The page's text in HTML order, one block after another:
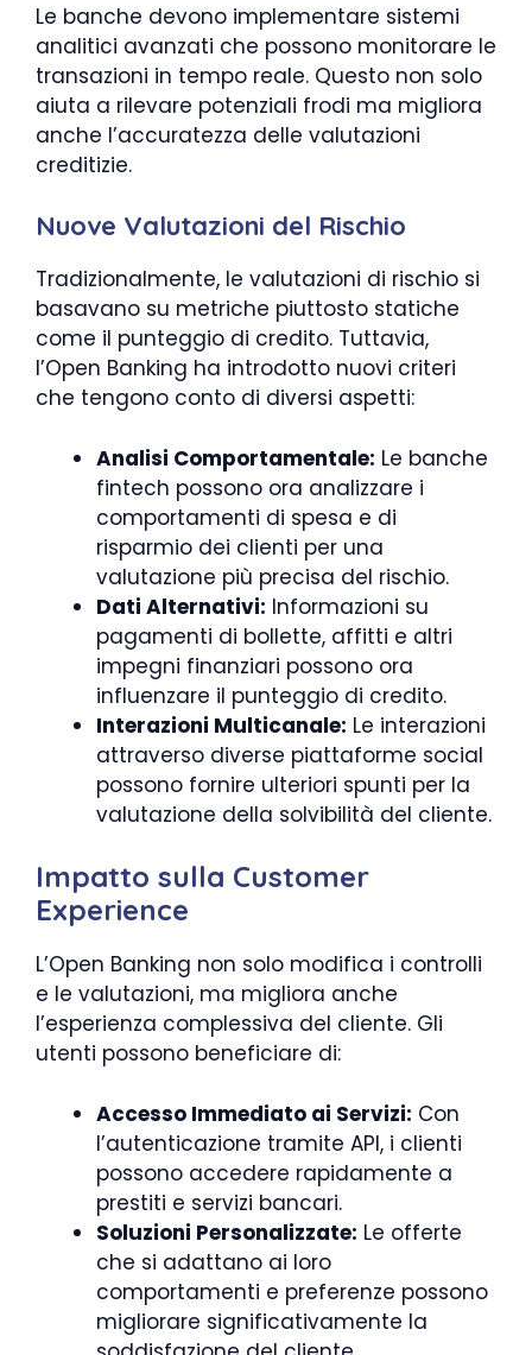
Le banche devono implementare sistemi
analitici avanzati che possono monitorare le
transazioni in tempo reale. Questo non solo
aiuta a rilevare potenziali frodi ma migliora
anche l’accuratezza delle valutazioni
creditizie.
Nuove Valutazioni del Rischio
Tradizionalmente, le valutazioni di rischio si
basavano su metriche piuttosto statiche
come il punteggio di credito. Tuttavia,
l’Open Banking ha introdotto nuovi criteri
che tengono conto di diversi aspetti:
Analisi Comportamentale: Le banche
fintech possono ora analizzare i
comportamenti di spesa e di
risparmio dei clienti per una
valutazione più precisa del rischio.
Dati Alternativi: Informazioni su
pagamenti di bollette, affitti e altri
impegni finanziari possono ora
influenzare il punteggio di credito.
Interazioni Multicanale: Le interazioni
attraverso diverse piattaforme social
possono fornire ulteriori spunti per la
valutazione della solvibilità del cliente.
Impatto sulla Customer
Experience
L’Open Banking non solo modifica i controlli
e le valutazioni, ma migliora anche
l’esperienza complessiva del cliente. Gli
utenti possono beneficiare di:
Accesso Immediato ai Servizi: Con
l’autenticazione tramite API, i clienti
possono accedere rapidamente a
prestiti e servizi bancari.
Soluzioni Personalizzate: Le offerte
che si adattano ai loro
comportamenti e preferenze possono
migliorare significativamente la